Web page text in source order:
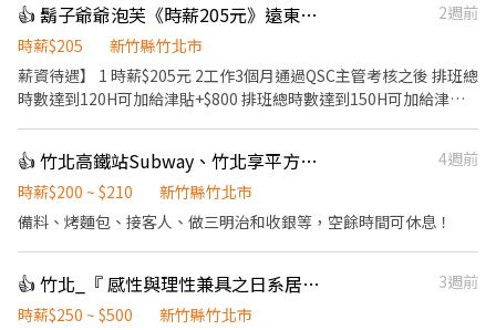
👍 鬍子爺爺泡芙《時薪205元》遠東百貨竹北店 早班工讀生 beard papa's
2週前
時薪$205
新竹縣竹北市
薪資待遇】 1 時薪$205元 2工作3個月通過QSC主管考核之後 排班總
時數達到120H可加給津貼+$800 排班總時數達到150H可加給津貼
性排班 2 09:00~18:00 可以排班 3希望寒暑假、假日可以配合排班
👍 竹北高鐵站Subway、竹北享平方Subway
4週前
時薪$200 ~ $210
新竹縣竹北市
備料、烤麵包、接客人、做三明治和收銀等，空餘時間可休息！
👍 竹北_『 感性與理性兼具之日系居家清潔職人 』愛家適誠徵|收入3-7萬
3週前
時薪$250 ~ $500
新竹縣竹北市